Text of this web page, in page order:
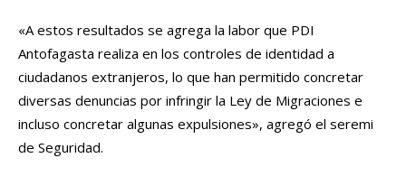
«A estos resultados se agrega la labor que PDI
Antofagasta realiza en los controles de identidad a
ciudadanos extranjeros, lo que han permitido concretar
diversas denuncias por infringir la Ley de Migraciones e
incluso concretar algunas expulsiones», agregó el seremi
de Seguridad.